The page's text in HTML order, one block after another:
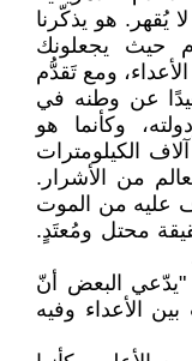
يُقهر. هو يذكّرنا
حيث يجعلونك
ومع تَقدُّم
عن وطنه في
وكأنما هو
الكيلومترات
من الأشرار.
عليه من الموت
محتل ومُعتَدٍ.
البعض أنّ
الأعداء وفيه